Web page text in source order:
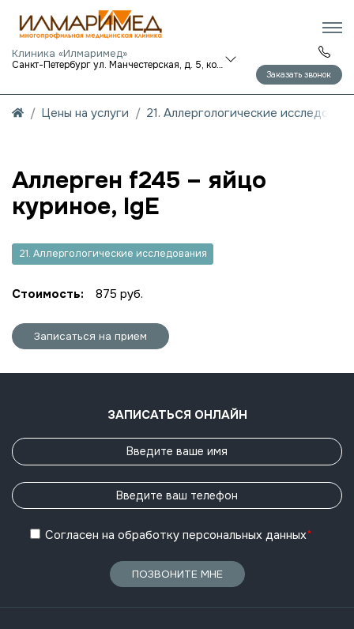
Клиника «Илмаримед»
Санкт-Петербург ул. Манчестерская, д. 5, корп. 1
Заказать звонок
Цены на услуги 21. Аллергологические
Аллерген f245 – яйцо
куриное, IgE
21. Аллергологические исследования
Стоимость: 875 руб.
Записаться на прием
ЗАПИСАТЬСЯ ОНЛАЙН
Согласен на обработку персональных данных*
ПОЗВОНИТЕ МНЕ